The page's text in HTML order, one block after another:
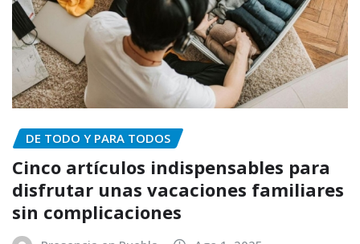
DE TODO Y PARA TODOS
Cinco artículos indispensables para
disfrutar unas vacaciones familiares
sin complicaciones